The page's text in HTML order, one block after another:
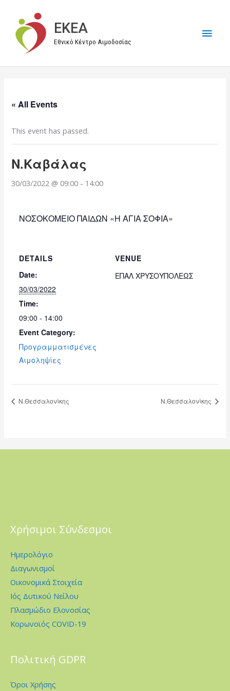
περιεχόμενο
EKEA
Εθνικό Κέντρο Αιμοδοσίας
« All Events
This event has passed.
Ν.Καβάλας
30/03/2022 @ 09:00 - 14:00
ΝΟΣΟΚΟΜΕΙΟ ΠΑΙΔΩΝ «Η ΑΓΙΑ ΣΟΦΙΑ»
DETAILS
Date:
30/03/2022
Time:
09:00 - 14:00
Event Category:
Προγραμματισμένες
Αιμοληψίες
VENUE
ΕΠΑΛ ΧΡΥΣΟΥΠΟΛΕΩΣ
Ν.Θεσσαλονίκης Ν.Θεσσαλονίκης
Χρήσιμοι Σύνδεσμοι
Ημερολόγιο
Διαγωνισμοί
Οικονομικά Στοιχεία
Ιός Δυτικού Νείλου
Πλασμώδιο Ελονοσίας
Κορωνοϊός COVID-19
Πολιτική GDPR
Όροι Χρήσης